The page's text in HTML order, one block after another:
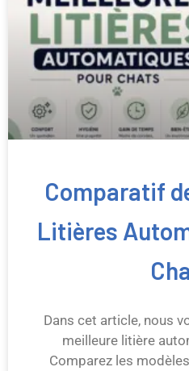
Comparatif
Litières
Dans cet article, nous
meilleure litière
Comparez les